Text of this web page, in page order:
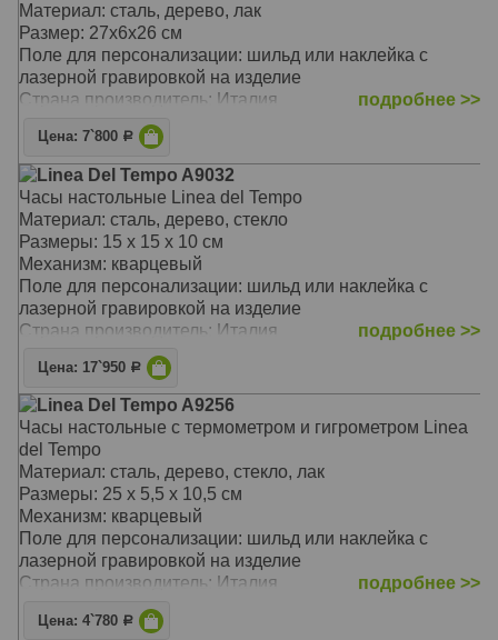
Материал: сталь, дерево, лак
Размер: 27х6х26 см
Поле для персонализации: шильд или наклейка с
лазерной гравировкой на изделие
Страна производитель: Италия
подробнее >>
Цена: 7`800 Р
Linea Del Tempo A9032
Часы настольные Linea del Tempo
Материал: сталь, дерево, стекло
Размеры: 15 х 15 х 10 см
Механизм: кварцевый
Поле для персонализации: шильд или наклейка с
лазерной гравировкой на изделие
Страна производитель: Италия
подробнее >>
Цена: 17`950 Р
Linea Del Tempo A9256
Часы настольные с термометром и гигрометром Linea
del Tempo
Материал: сталь, дерево, стекло, лак
Размеры: 25 х 5,5 х 10,5 см
Механизм: кварцевый
Поле для персонализации: шильд или наклейка с
лазерной гравировкой на изделие
Страна производитель: Италия
подробнее >>
Цена: 4`780 Р